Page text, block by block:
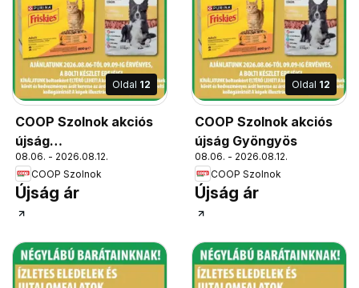
Oldal 12
COOP Szolnok akciós
újság
Békésszentandrás
08.06. - 2026.08.12.
COOP Szolnok
Újság ár
Oldal 12
COOP Szolnok akciós
újság Gyöngyös
08.06. - 2026.08.12.
COOP Szolnok
Újság ár